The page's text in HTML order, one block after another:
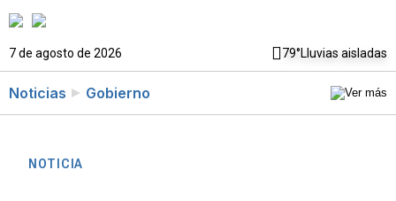
7 de agosto de 2026 79°Lluvias aisladas
Noticias Gobierno
NOTICIA